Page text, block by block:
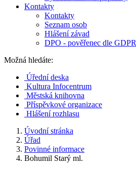
Kontakty
Kontakty
Seznam osob
Hlášení závad
DPO - pověřenec dle GDPR
Možná hledáte:
Úřední deska
Kultura Infocentrum
Městská knihovna
Příspěvkové organizace
Hlášení rozhlasu
Úvodní stránka
Úřad
Povinné informace
Bohumil Starý ml.